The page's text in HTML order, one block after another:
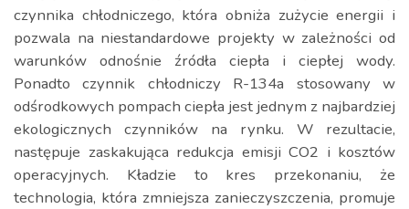
czynnika chłodniczego, która obniża zużycie energii i
pozwala na niestandardowe projekty w zależności od
warunków odnośnie źródła ciepła i ciepłej wody.
Ponadto czynnik chłodniczy R-134a stosowany w
odśrodkowych pompach ciepła jest jednym z najbardziej
ekologicznych czynników na rynku. W rezultacie,
następuje zaskakująca redukcja emisji CO2 i kosztów
operacyjnych. Kładzie to kres przekonaniu, że
technologia, która zmniejsza zanieczyszczenia, promuje